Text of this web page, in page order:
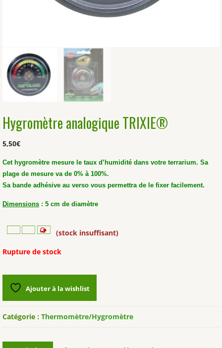
Hygromètre analogique TRIXIE®
5,50€
Cet hygromètre mesure le taux d’humidité dans votre terrarium. Sa
plage de mesure va de 0% à 100%.
Sa bande adhésive au verso vous permettra de le fixer facilement.
Dimensions : 5 cm de diamètre
(stock insuffisant)
Rupture de stock
Ajouter à la wishlist
Catégorie : Thermomètre/Hygromètre